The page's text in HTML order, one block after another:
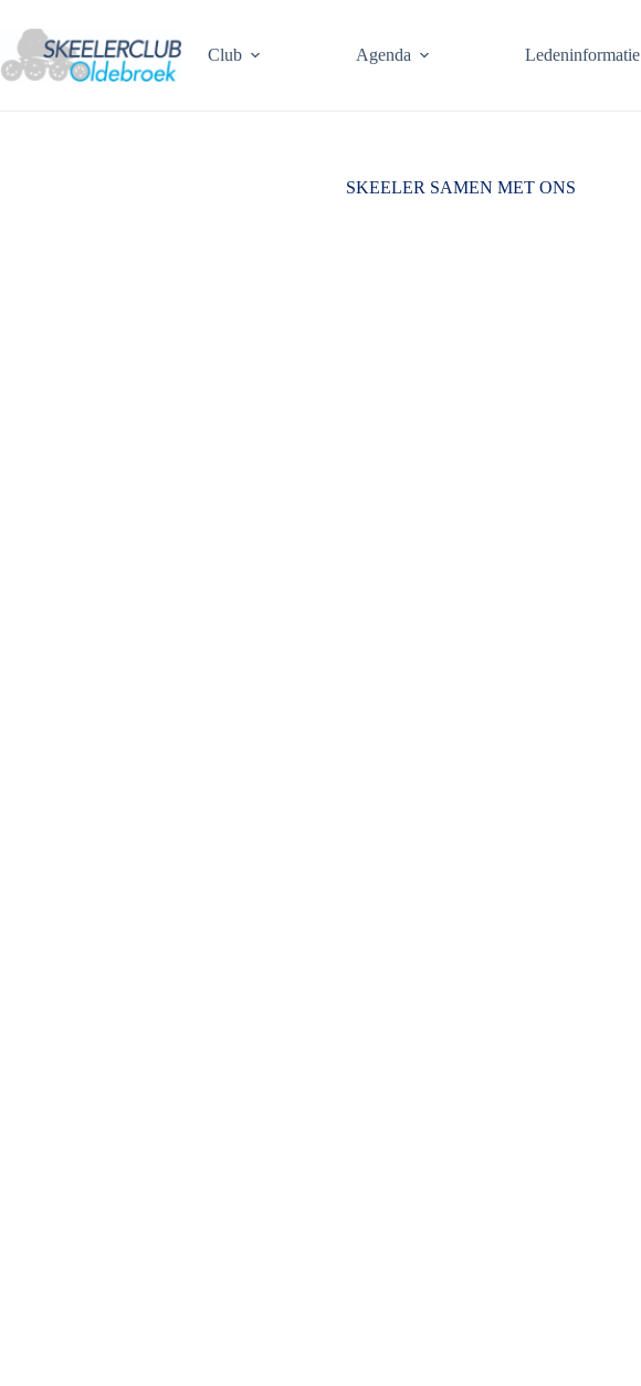
naar
inhoud
Club Agenda Ledeninformatie
SKEELER SAMEN MET ONS